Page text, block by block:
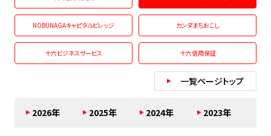
NOBUNAGAキャピタルビレッジ カンダまちおこし
十六ビジネスサービス 十六信用保証
一覧ページトップ
2026年 2025年 2024年 2023年